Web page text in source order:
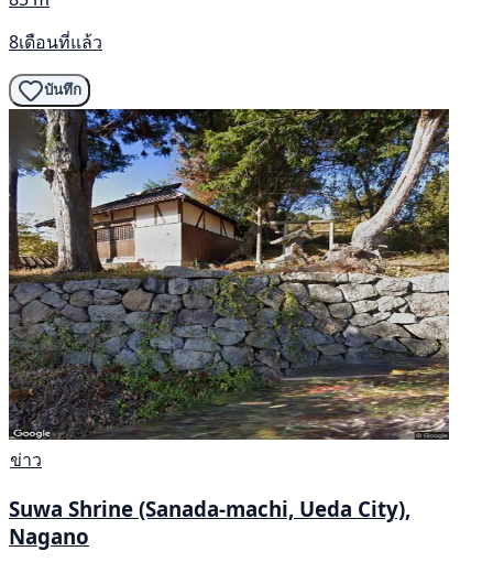
8เดือนที่แล้ว
บันทึก
ข่าว
Suwa Shrine (Sanada-machi, Ueda City),
Nagano